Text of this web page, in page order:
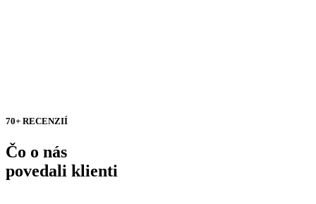
70+ RECENZIÍ
Čo o nás
povedali klienti